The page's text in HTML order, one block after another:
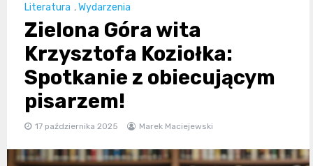
Literatura ,Wydarzenia
Zielona Góra wita
Krzysztofa Koziołka:
Spotkanie z obiecującym
pisarzem!
17 października 2025 Marek Maciejewski